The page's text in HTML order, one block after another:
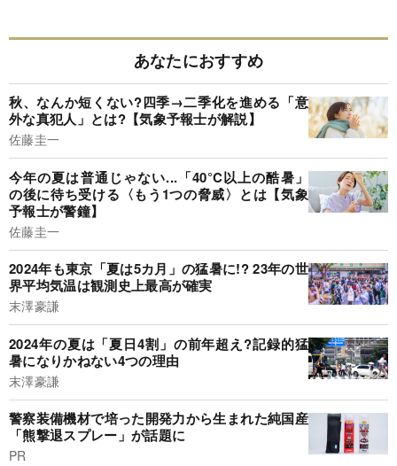
あなたにおすすめ
秋、なんか短くない?四季→二季化を進める「意
外な真犯人」とは?【気象予報士が解説】
佐藤圭一
今年の夏は普通じゃない...「40°C以上の酷暑」
の後に待ち受ける〈もう1つの脅威〉とは【気象
予報士が警鐘】
佐藤圭一
2024年も東京「夏は5カ月」の猛暑に!? 23年の世
界平均気温は観測史上最高が確実
末澤豪謙
2024年の夏は「夏日4割」の前年超え?記録的猛
暑になりかねない4つの理由
末澤豪謙
警察装備機材で培った開発力から生まれた純国産
「熊撃退スプレー」が話題に
PR